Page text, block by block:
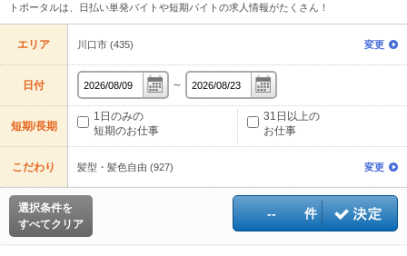
トポータルは、日払い単発バイトや短期バイトの求人情報がたくさん！
エリア 川口市 (435) 変更
日付 ～
短期/長期
1日のみの
短期のお仕事
31日以上の
お仕事
こだわり 髪型・髪色自由 (927) 変更
選択条件を
すべてクリア
-- 件